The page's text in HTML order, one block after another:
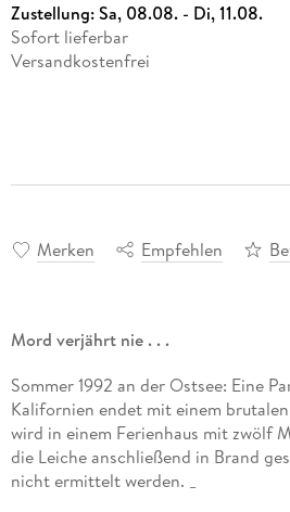
Zustellung:Sa, 08.08. - Di, 11.08.
Sofort lieferbar
Versandkostenfrei
Merken Empfehlen
Mord verjährt nie . . .
Sommer 1992 an der Ostsee: Eine
Kalifornien endet mit einem
wird in einem Ferienhaus mit zwölf
die Leiche anschließend in Brand
nicht ermittelt werden. _